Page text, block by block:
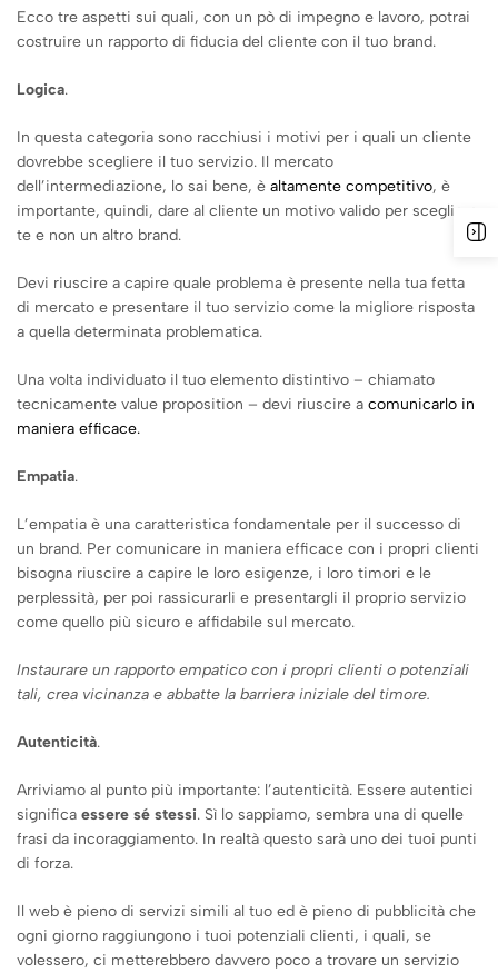
Ecco tre aspetti sui quali, con un pò di impegno e lavoro, potrai
costruire un rapporto di fiducia del cliente con il tuo brand.
Logica.
In questa categoria sono racchiusi i motivi per i quali un cliente
dovrebbe scegliere il tuo servizio. Il mercato
dell’intermediazione, lo sai bene, è altamente competitivo, è
importante, quindi, dare al cliente un motivo valido per scegliere
te e non un altro brand.
Devi riuscire a capire quale problema è presente nella tua fetta
di mercato e presentare il tuo servizio come la migliore risposta
a quella determinata problematica.
Una volta individuato il tuo elemento distintivo – chiamato
tecnicamente value proposition – devi riuscire a comunicarlo in
maniera efficace.
Empatia.
L’empatia è una caratteristica fondamentale per il successo di
un brand. Per comunicare in maniera efficace con i propri clienti
bisogna riuscire a capire le loro esigenze, i loro timori e le
perplessità, per poi rassicurarli e presentargli il proprio servizio
come quello più sicuro e affidabile sul mercato.
Instaurare un rapporto empatico con i propri clienti o potenziali
tali, crea vicinanza e abbatte la barriera iniziale del timore.
Autenticità.
Arriviamo al punto più importante: l’autenticità. Essere autentici
significa essere sé stessi. Sì lo sappiamo, sembra una di quelle
frasi da incoraggiamento. In realtà questo sarà uno dei tuoi punti
di forza.
Il web è pieno di servizi simili al tuo ed è pieno di pubblicità che
ogni giorno raggiungono i tuoi potenziali clienti, i quali, se
volessero, ci metterebbero davvero poco a trovare un servizio